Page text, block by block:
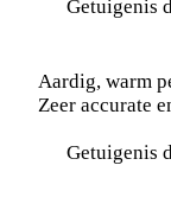
Getuigenis
Aardig, warm
Zeer accurate
Getuigenis